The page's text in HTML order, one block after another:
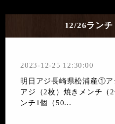
12/26ラン
2023-12-25 12:30:00
明日アジ長崎県松浦産①
アジ（2枚）焼きメンチ（
ンチ1個（50...